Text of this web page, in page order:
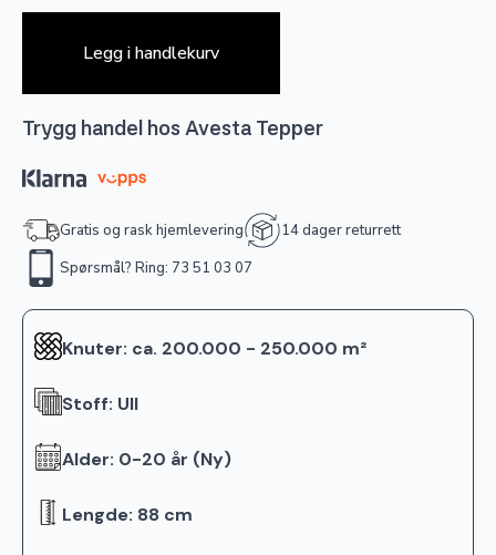
Legg i handlekurv
Trygg handel hos Avesta Tepper
Gratis og rask hjemlevering
14 dager returrett
Spørsmål? Ring: 73 51 03 07
Knuter: ca. 200.000 - 250.000 m²
Stoff: Ull
Alder: 0-20 år (Ny)
Lengde: 88 cm